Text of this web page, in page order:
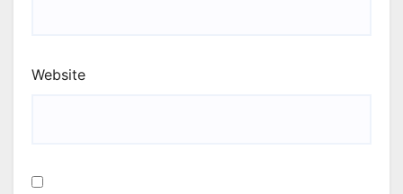
Website